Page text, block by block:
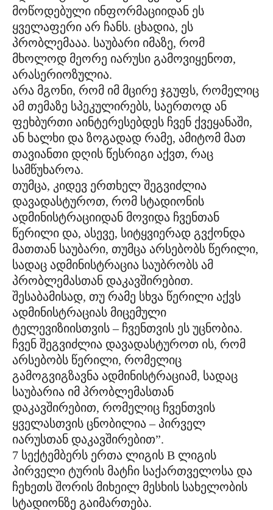
მოწოდებული ინფორმაციიდან ეს
ყველაფერი არ ჩანს. ცხადია, ეს
პრობლემააა. საუბარი იმაზე, რომ
მხოლოდ მეორე იარუსი გამოვიყენოთ,
არასერიოზულია.
არა მგონი, რომ იმ მცირე ჯგუფს, რომელიც
ამ თემაზე სპეკულირებს, საერთოდ ან
ფეხბურთი აინტერესებდეს ჩვენ ქვეყანაში,
ან ხალხი და ზოგადად რამე, ამიტომ მათ
თავიანთი დღის წესრიგი აქვთ, რაც
სამწუხაროა.
თუმცა, კიდევ ერთხელ შეგვიძლია
დავადასტუროთ, რომ სტადიონის
ადმინისტრაციიდან მოვიდა ჩვენთან
წერილი და, ასევე, სიტყვიერად გვქონდა
მათთან საუბარი, თუმცა არსებობს წერილი,
სადაც ადმინისტრაცია საუბრობს ამ
პრობლემასთან დაკავშირებით.
შესაბამისად, თუ რამე სხვა წერილი აქვს
ადმინისტრაციას მიცემული
ტელევიზიისთვის – ჩვენთვის ეს უცნობია.
ჩვენ შეგვიძლია დავადასტუროთ ის, რომ
არსებობს წერილი, რომელიც
გამოგვიგზავნა ადმინისტრაციამ, სადაც
საუბარია იმ პრობლემასთან
დაკავშირებით, რომელიც ჩვენთვის
ყველასთვის ცნობილია – პირველ
იარუსთან დაკავშირებით”.
7 სექტემბერს ერთა ლიგის B ლიგის
პირველი ტურის მატჩი საქართველოსა და
ჩეხეთს შორის მიხეილ მესხის სახელობის
სტადიონზე გაიმართება.